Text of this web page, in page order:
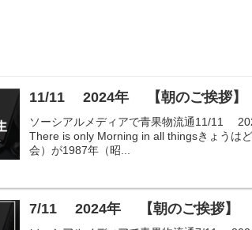
11/11 2024年 【朝のご挨拶】
ソーシアルメディアで青果物流通11/11
There is only Morning in all thingsきょうは
会）が1987年（昭...
7/11 2024年 【朝のご挨拶】